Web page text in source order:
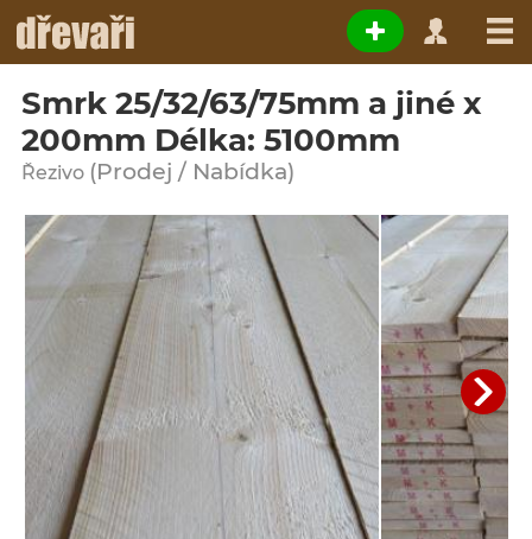
Smrk 25/32/63/75mm a jiné x
200mm Délka: 5100mm
Řezivo (Prodej / Nabídka)